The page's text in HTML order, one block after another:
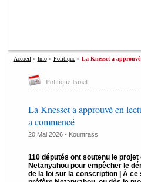
Accueil » Info» Politique» La Knesset a
Politique Israël
La Knesset a approuvé en
a commencé
20 Mai 2026 - Kountrass
110 députés ont soutenu le
Netanyahou pour empêcher le
de la loi sur la conscription | À